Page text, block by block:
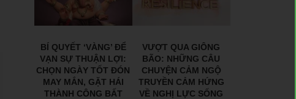
BÍ QUYẾT ‘VÀNG’ ĐỂ
VẠN SỰ THUẬN LỢI:
CHỌN NGÀY TỐT ĐÓN
MAY MẮN, GẶT HÁI
THÀNH CÔNG BẤT
VƯỢT QUA GIÔNG
BÃO: NHỮNG CÂU
CHUYỆN CẢM NGỘ
TRUYỀN CẢM HỨNG
VỀ NGHỊ LỰC SỐNG